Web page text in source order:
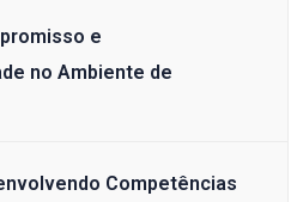
e
no Ambiente de
Competências